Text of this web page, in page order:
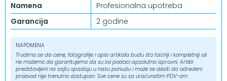
Namena
Profesionalna upotreba
Garancija
2 godine
NAPOMENA
Trudimo se da cene, fotografije i opisi artikala budu što tačniji i kompletniji ali
ne možemo da garantujemo da su svi podaci apsolutno ispravni. Artikli
predstavljeni na sajtu spadaju u našu ponudu i može se desiti da određeni
proizvod nije trenutno dostupan. Sve cene su sa uračunatim PDV-om.